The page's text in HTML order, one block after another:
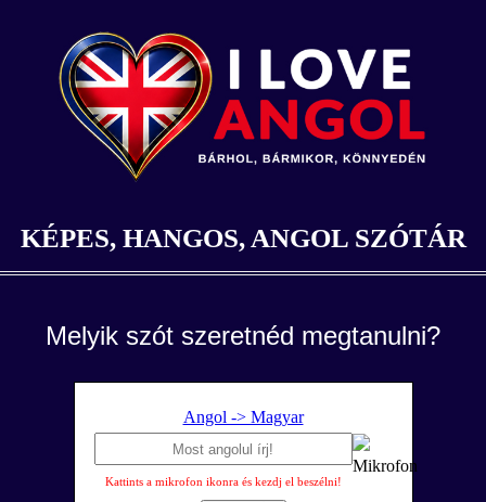
KÉPES, HANGOS, ANGOL SZÓTÁR
Melyik szót szeretnéd megtanulni?
Angol -> Magyar
Kattints a mikrofon ikonra és kezdj el beszélni!